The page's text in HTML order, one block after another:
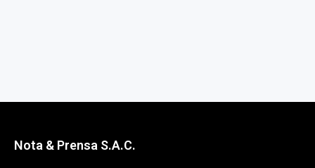
Nota & Prensa S.A.C.